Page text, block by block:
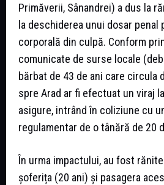
Primăverii, Sânandrei) a dus la
la deschiderea unui dosar penal
corporală din culpă. Conform
comunicate de surse locale
bărbat de 43 de ani care circula
spre Arad ar fi efectuat un viraj
asigure, intrând în coliziune cu
regulamentar de o tânără de 20
În urma impactului, au fost
șoferița (20 ani) și pasagera